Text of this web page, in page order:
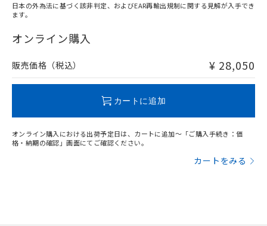
在庫等で未対応品が混在する可能性があります。
問い合わせください。
日本の外為法に基づく該非判定、およびEAR再輸出規制に関する見解が入手でき
ます。
オンライン購入
販売価格（税込） ¥ 28,050
カートに追加
オンライン購入における出荷予定日は、カートに追加～「ご購入手続き：価
格・納期の確認」画面にてご確認ください。
カートをみる